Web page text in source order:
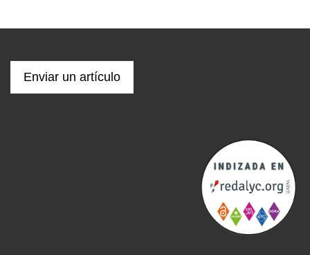
Enviar un artículo